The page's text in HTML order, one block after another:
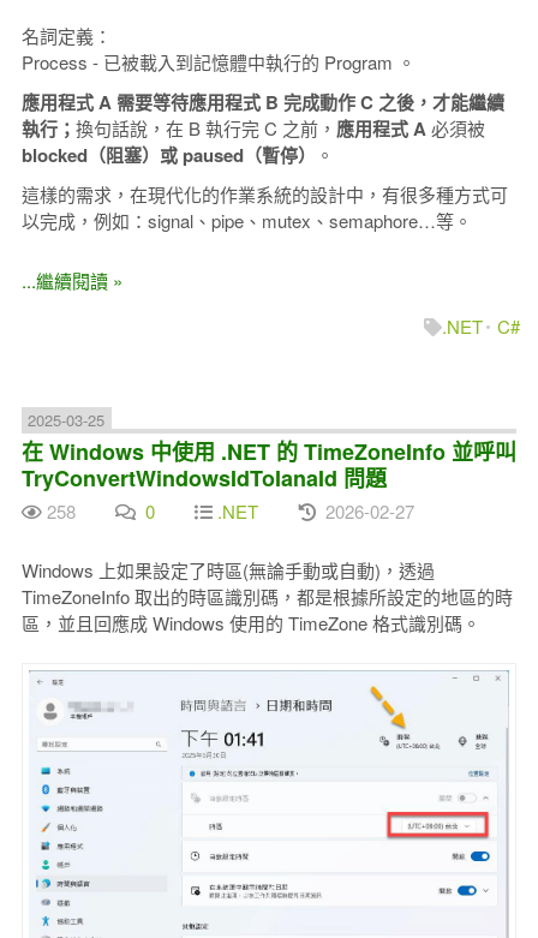
名詞定義：
Process - 已被載入到記憶體中執行的 Program 。
應用程式 A 需要等待應用程式 B 完成動作 C 之後，才能繼續
執行； 換句話說，在 B 執行完 C 之前， 應用程式 A必須被
blocked（阻塞）或 paused（暫停）
。
這樣的需求，在現代化的作業系統的設計中，有很多種方式可
以完成，例如：signal、pipe、mutex、semaphore…等。
...繼續閱讀 »
.NET C#
2025-03-25
在 Windows 中使用 .NET 的 TimeZoneInfo 並呼叫
TryConvertWindowsIdToIanaId 問題
258 0 .NET 2026-02-27
Windows 上如果設定了時區(無論手動或自動)，透過
TimeZoneInfo 取出的時區識別碼，都是根據所設定的地區的時
區，並且回應成 Windows 使用的 TimeZone 格式識別碼。